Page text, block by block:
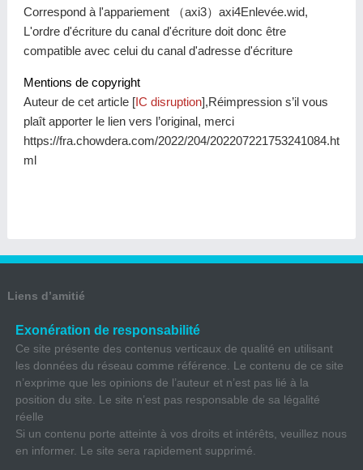
Correspond à l'appariement （axi3）axi4Enlevée.wid,
L'ordre d'écriture du canal d'écriture doit donc être
compatible avec celui du canal d'adresse d'écriture
Mentions de copyright
Auteur de cet article [IC disruption],Réimpression s’il vous
plaît apporter le lien vers l’original, merci
https://fra.chowdera.com/2022/204/202207221753241084.ht
ml
Liens d’amitié
Exonération de responsabilité
Ce site présente des contenus verticaux de qualité en utilisant
les données du réseau comme référence. Le contenu de ce site
n’exprime que les opinions de l’auteur et n’est pas lié à la
position du site. Le site n’est pas responsable de sa légalité
réelle
Si un contenu porte atteinte à vos droits et intérêts, veuillez nous
en informer. Le site sera rapidement supprimé.